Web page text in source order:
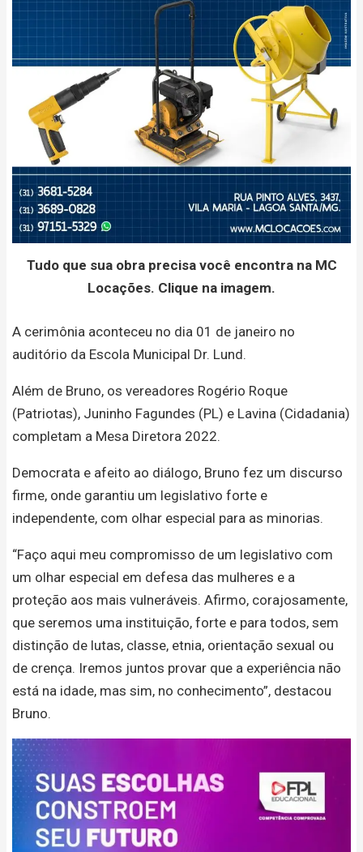
Tudo que sua obra precisa você encontra na MC
Locações. Clique na imagem.
A cerimônia aconteceu no dia 01 de janeiro no
auditório da Escola Municipal Dr. Lund.
Além de Bruno, os vereadores Rogério Roque
(Patriotas), Juninho Fagundes (PL) e Lavina (Cidadania)
completam a Mesa Diretora 2022.
Democrata e afeito ao diálogo, Bruno fez um discurso
firme, onde garantiu um legislativo forte e
independente, com olhar especial para as minorias.
“Faço aqui meu compromisso de um legislativo com
um olhar especial em defesa das mulheres e a
proteção aos mais vulneráveis. Afirmo, corajosamente,
que seremos uma instituição, forte e para todos, sem
distinção de lutas, classe, etnia, orientação sexual ou
de crença. Iremos juntos provar que a experiência não
está na idade, mas sim, no conhecimento”, destacou
Bruno.